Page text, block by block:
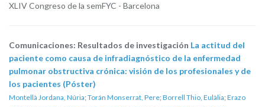
XLIV Congreso de la semFYC - Barcelona
Comunicaciones: Resultados de investigación La actitud del
paciente como causa de infradiagnóstico de la enfermedad
pulmonar obstructiva crónica: visión de los profesionales y de
los pacientes (Póster)
Montellà Jordana, Núria; Torán Monserrat, Pere; Borrell Thio, Eulàlia; Erazo